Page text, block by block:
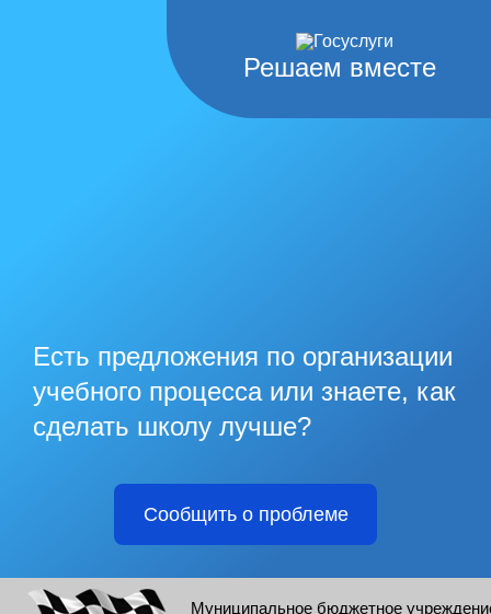
Решаем вместе
Есть предложения по организации
учебного процесса или знаете, как
сделать школу лучше?
Сообщить о проблеме
Муниципальное бюджетное